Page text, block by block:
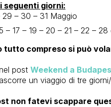
seguenti giorni:
29 – 30 – 31 Maggio
– 17 – 19 – 20 – 21 – 22 – 28
compreso si può
post Weekend a
un viaggio di tre
non fatevi scappare